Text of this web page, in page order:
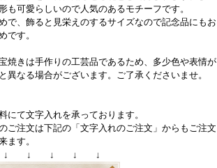
も可愛らしいので人気のあるモチーフです。
で、飾ると見栄えのするサイズなので記念品にもお
です。
焼きは手作りの工芸品であるため、多少色や表情が
異なる場合がございます。ご了承くださいませ。
にて文字入れを承っております。
ご注文は下記の「文字入れのご注文」からもご注文
ます。
↓ ↓ ↓ ↓ ↓